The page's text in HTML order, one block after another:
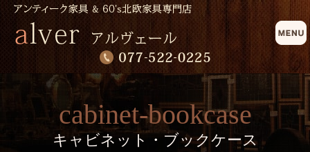
cabinet-bookcase
キャビネット・ブックケース